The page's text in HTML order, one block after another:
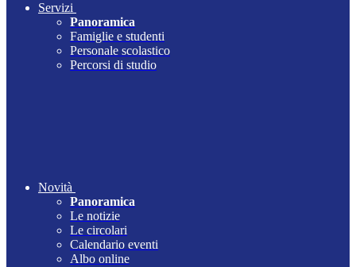
Servizi
Panoramica
Famiglie e studenti
Personale scolastico
Percorsi di studio
Novità
Panoramica
Le notizie
Le circolari
Calendario eventi
Albo online